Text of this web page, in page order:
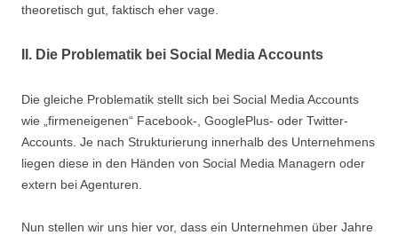
theoretisch gut, faktisch eher vage.
II. Die Problematik bei Social Media Accounts
Die gleiche Problematik stellt sich bei Social Media Accounts
wie „firmeneigenen“ Facebook-, GooglePlus- oder Twitter-
Accounts. Je nach Strukturierung innerhalb des Unternehmens
liegen diese in den Händen von Social Media Managern oder
extern bei Agenturen.
Nun stellen wir uns hier vor, dass ein Unternehmen über Jahre